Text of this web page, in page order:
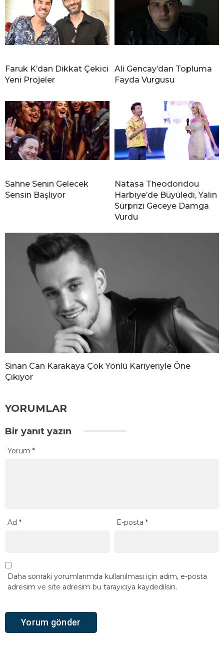
Faruk K’dan Dikkat Çekici
Yeni Projeler
Ali Gencay’dan Topluma
Fayda Vurgusu
Sahne Senin Gelecek
Sensin Başlıyor
Natasa Theodoridou
Harbiye’de Büyüledi, Yalın
Sürprizi Geceye Damga
Vurdu
Sinan Can Karakaya Çok Yönlü Kariyeriyle Öne
Çıkıyor
YORUMLAR
Bir yanıt yazın
Yorum *
Ad * E-posta*
Daha sonraki yorumlarımda kullanılması için adım, e-posta
adresim ve site adresim bu tarayıcıya kaydedilsin.